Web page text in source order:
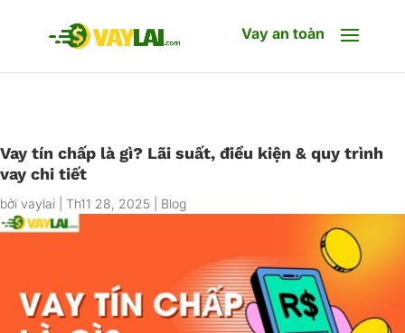
Vay an toàn
Vay tín chấp là gì? Lãi suất, điều kiện & quy trình
vay chi tiết
bởi vaylai Th11 28, 2025 Blog